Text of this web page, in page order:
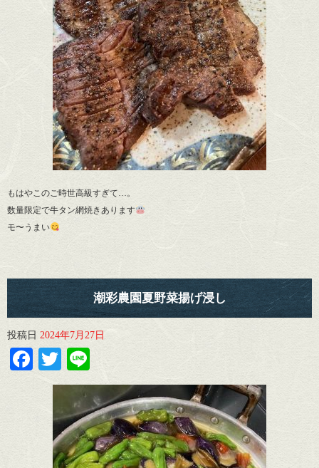
もはやこのご時世高級すぎて…。
数量限定で牛タン網焼きあります
モ〜うまい
潮彩農園夏野菜揚げ浸し
投稿日 2024年7月27日
Facebook
Twitter